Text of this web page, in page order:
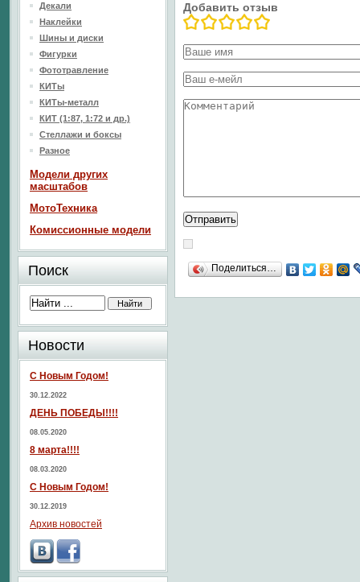
Добавить отзыв
Поделиться…
Декали
Наклейки
Шины и диски
Фигурки
Фототравление
КИТы
КИТы-металл
КИТ (1:87, 1:72 и др.)
Стеллажи и боксы
Разное
Модели других
масштабов
МотоТехника
Комиссионные модели
Поиск
Новости
С Новым Годом!
30.12.2022
ДЕНЬ ПОБЕДЫ!!!!
08.05.2020
8 марта!!!!
08.03.2020
С Новым Годом!
30.12.2019
Архив новостей